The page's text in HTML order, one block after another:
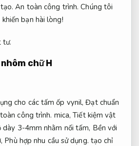
An toàn công trình. Chúng tôi
bạn hài lòng!
tư.
chữ H
cho các tấm ốp vynil,Đạt chuẩn
công trình. mica,Tiết kiệm vật
dày 3-4mm nhằm nối tấm, Bền với
Phù hợp nhu cầu sử dụng. tạo chỉ